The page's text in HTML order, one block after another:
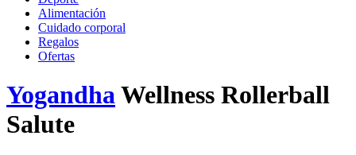
Alimentación
Cuidado corporal
Regalos
Ofertas
YogandhaWellness Rollerball
Salute